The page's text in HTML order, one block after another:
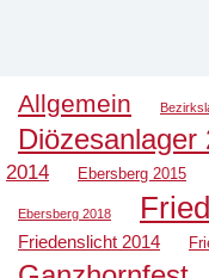
Allgemein
Diözesanlager
2014
Ebersberg 2015
Ebersberg 2018
Friedenslicht 2014